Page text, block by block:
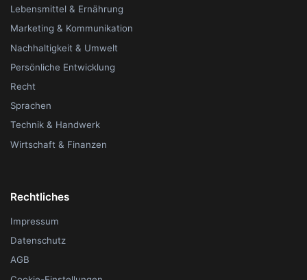
Lebensmittel & Ernährung
Marketing & Kommunikation
Nachhaltigkeit & Umwelt
Persönliche Entwicklung
Recht
Sprachen
Technik & Handwerk
Wirtschaft & Finanzen
Rechtliches
Impressum
Datenschutz
AGB